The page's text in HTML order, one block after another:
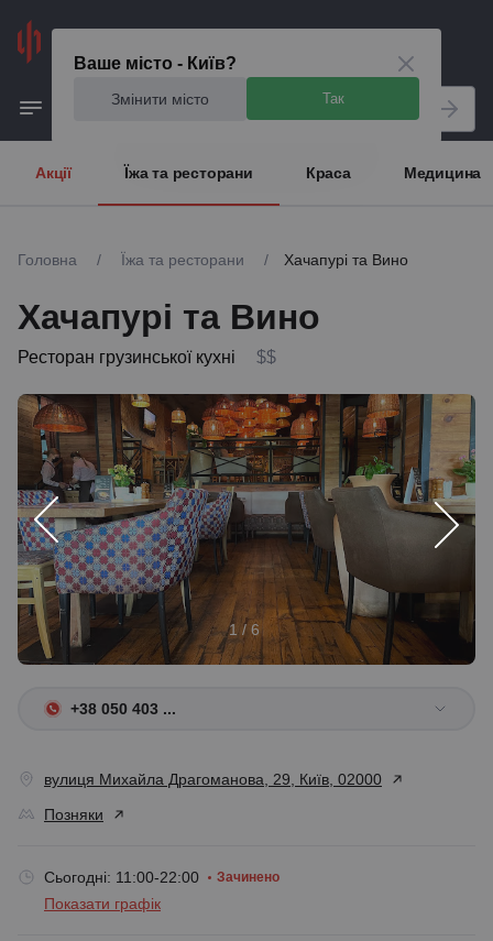
Ваше місто - Київ?
Змінити місто Так
Акції Їжа та ресторани Краса Медицина
Головна / Їжа та ресторани / Хачапурі та Вино
Хачапурі та Вино
Ресторан грузинської кухні $$
1 / 6
+38 050 403 ...
вулиця Михайла Драгоманова, 29, Київ, 02000
Позняки
Сьогодні: 11:00-22:00 Зачинено
Показати графік